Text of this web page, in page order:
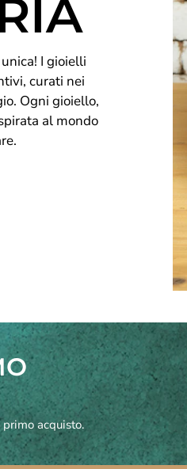
I gioielli
curati nei
Ogni gioiello,
al mondo
acquisto.